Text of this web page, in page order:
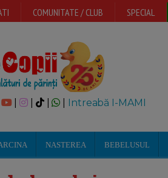
COMUNITATE / CLUB SPECIAL
| | Intreabă I-MAMI
NASTEREA BEBELUSUL